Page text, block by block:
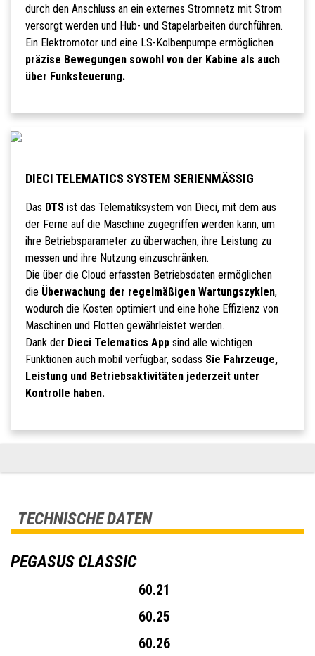
durch den Anschluss an ein externes Stromnetz mit Strom
versorgt werden und Hub- und Stapelarbeiten durchführen.
Ein Elektromotor und eine LS-Kolbenpumpe ermöglichen
präzise Bewegungen sowohl von der Kabine als auch
über Funksteuerung.
DIECI TELEMATICS SYSTEM SERIENMÄSSIG
Das DTSist das Telematiksystem von Dieci, mit dem aus
der Ferne auf die Maschine zugegriffen werden kann, um
ihre Betriebsparameter zu überwachen, ihre Leistung zu
messen und ihre Nutzung einzuschränken.
Die über die Cloud erfassten Betriebsdaten ermöglichen
die Überwachung der regelmäßigen Wartungszyklen,
wodurch die Kosten optimiert und eine hohe Effizienz von
Maschinen und Flotten gewährleistet werden.
Dank der Dieci Telematics Appsind alle wichtigen
Funktionen auch mobil verfügbar, sodass Sie Fahrzeuge,
Leistung und Betriebsaktivitäten jederzeit unter
Kontrolle haben.
TECHNISCHE DATEN
PEGASUS CLASSIC
60.21
60.25
60.26